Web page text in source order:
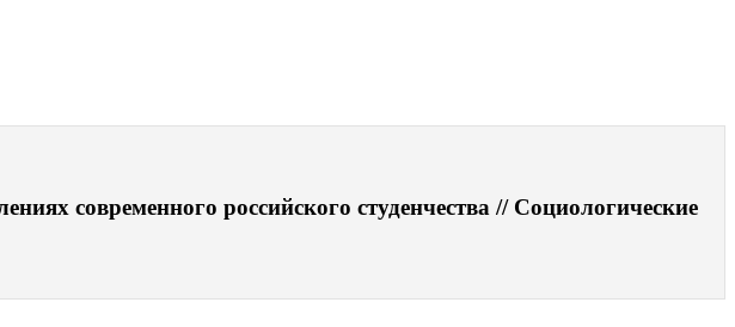
современного российского студенчества // Социологические